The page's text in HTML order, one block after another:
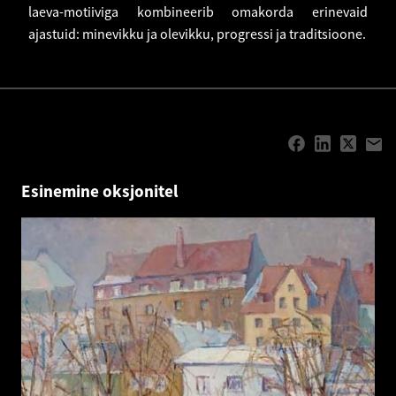
laeva-motiiviga kombineerib omakorda erinevaid
ajastuid: minevikku ja olevikku, progressi ja traditsioone.
Esinemine oksjonitel